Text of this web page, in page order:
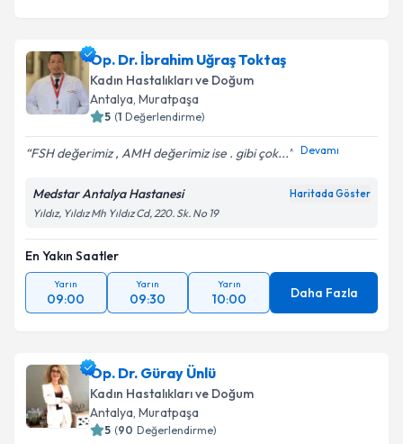
Op. Dr. İbrahim Uğraş Toktaş
Kadın Hastalıkları ve Doğum
Antalya, Muratpaşa
5 (1 Değerlendirme)
FSH değerimiz , AMH değerimiz ise . gibi çok... Devamı
Medstar Antalya Hastanesi Haritada Göster
Yıldız, Yıldız Mh Yıldız Cd, 220. Sk. No 19
En Yakın Saatler
Yarın
09:00
Yarın
09:30
Yarın
10:00 Daha Fazla
Op. Dr. Güray Ünlü
Kadın Hastalıkları ve Doğum
Antalya, Muratpaşa
5 (90 Değerlendirme)